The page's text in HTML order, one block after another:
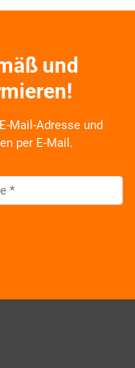
und
Mail-Adresse und
per E-Mail.
Aber auch
zeitgemäß digital.